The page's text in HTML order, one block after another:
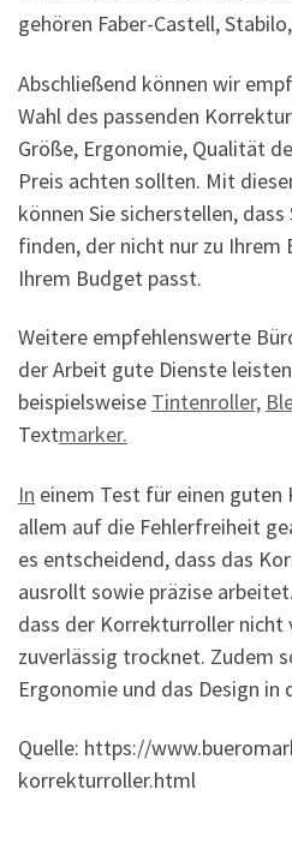
gehören Faber-Castell,
Abschließend können wir
Wahl des passenden
Größe, Ergonomie, Qualität
Preis achten sollten. Mit
können Sie sicherstellen,
finden, der nicht nur zu Ihrem
Ihrem Budget passt.
Weitere empfehlenswerte
der Arbeit gute Dienste
beispielsweise Tintenroller,
Textmarker.
In einem Test für einen
allem auf die Fehlerfreiheit
es entscheidend, dass das
ausrollt sowie präzise
dass der Korrekturroller nicht
zuverlässig trocknet. Zudem
Ergonomie und das Design
Quelle: https://
korrekturroller.html